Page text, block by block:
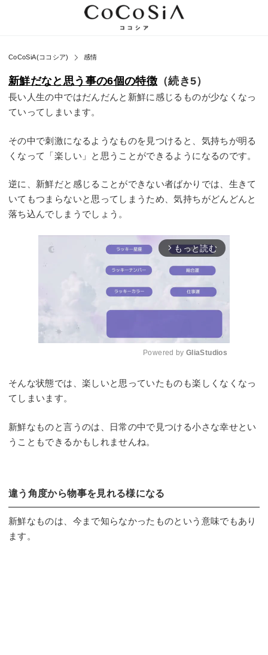
CoCoSiA(ココシア) 感情
新鮮だなと思う事の6個の特徴 （続き5）
長い人生の中ではだんだんと新鮮に感じるものが少なくなっ
ていってしまいます。
その中で刺激になるようなものを見つけると、気持ちが明る
くなって「楽しい」と思うことができるようになるのです。
逆に、新鮮だと感じることができない者ばかりでは、生きて
いてもつまらないと思ってしまうため、気持ちがどんどんと
落ち込んでしまうでしょう。
arrow_forward_ios もっと読む
Powered by GliaStudios
そんな状態では、楽しいと思っていたものも楽しくなくなっ
てしまいます。
新鮮なものと言うのは、日常の中で見つける小さな幸せとい
うこともできるかもしれませんね。
違う角度から物事を見れる様になる
新鮮なものは、今まで知らなかったものという意味でもあり
ます。